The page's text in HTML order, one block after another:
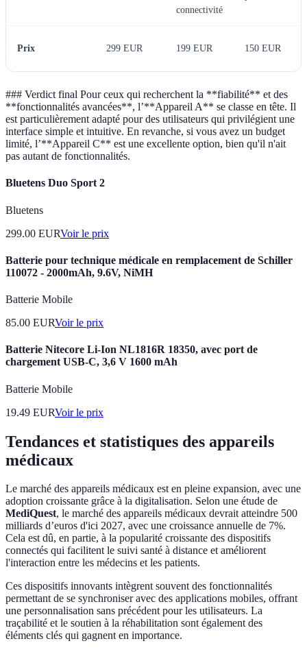
connectivité
Prix 299 EUR 199 EUR 150 EUR
### Verdict final Pour ceux qui recherchent la **fiabilité** et des
**fonctionnalités avancées**, l’**Appareil A** se classe en tête. Il
est particulièrement adapté pour des utilisateurs qui privilégient une
interface simple et intuitive. En revanche, si vous avez un budget
limité, l’**Appareil C** est une excellente option, bien qu'il n'ait
pas autant de fonctionnalités.
Bluetens Duo Sport 2
Bluetens
299.00 EURVoir le prix
Batterie pour technique médicale en remplacement de Schiller
110072 - 2000mAh, 9.6V, NiMH
Batterie Mobile
85.00 EURVoir le prix
Batterie Nitecore Li-Ion NL1816R 18350, avec port de
chargement USB-C, 3,6 V 1600 mAh
Batterie Mobile
19.49 EURVoir le prix
Tendances et statistiques des appareils
médicaux
Le marché des appareils médicaux est en pleine expansion, avec une
adoption croissante grâce à la digitalisation. Selon une étude de
MediQuest, le marché des appareils médicaux devrait atteindre 500
milliards d’euros d'ici 2027, avec une croissance annuelle de 7%.
Cela est dû, en partie, à la popularité croissante des dispositifs
connectés qui facilitent le suivi santé à distance et améliorent
l'interaction entre les médecins et les patients.
Ces dispositifs innovants intègrent souvent des fonctionnalités
permettant de se synchroniser avec des applications mobiles, offrant
une personnalisation sans précédent pour les utilisateurs. La
traçabilité et le soutien à la réhabilitation sont également des
éléments clés qui gagnent en importance.